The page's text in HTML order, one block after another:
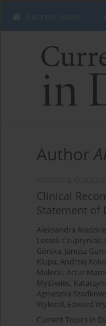
Current issue
Author
Clinical
Statement of
Aleksandra
Leszek Czupryniak,
Górska, Janusz
Klupa, Andrzej
Małecki, Artur
Myśliwiec,
Agnieszka
Wyleżoł, Edward
Current Topics in